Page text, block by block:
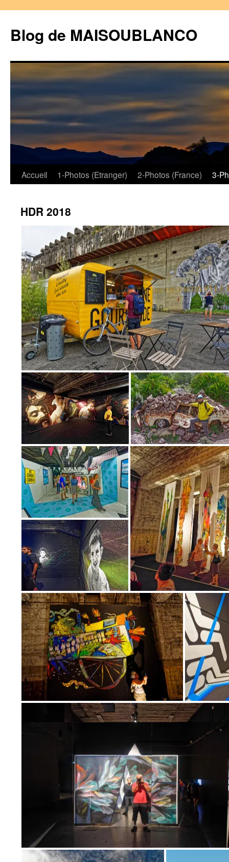
Blog de MAISOUBLANCO
Aller
contenu
Accueil 1-Photos (Etranger) 2-Photos (France) 3-
HDR 2018